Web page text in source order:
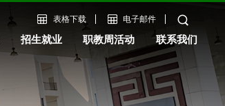
表格下载 电子邮件
招生就业 职教周活动 联系我们